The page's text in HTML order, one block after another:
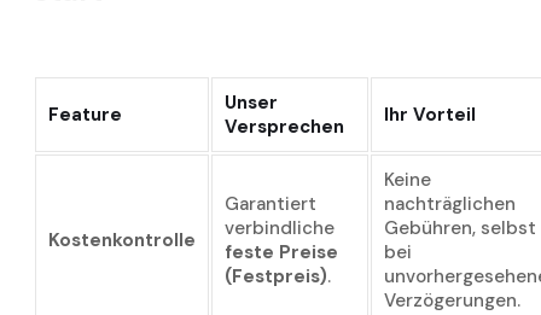
Feature
Unser
Versprechen
Ihr Vorteil
Kostenkontrolle
Garantiert
verbindliche
feste Preise
(Festpreis).
Keine
nachträglichen
Gebühren, selbst
bei
Verzögerungen.